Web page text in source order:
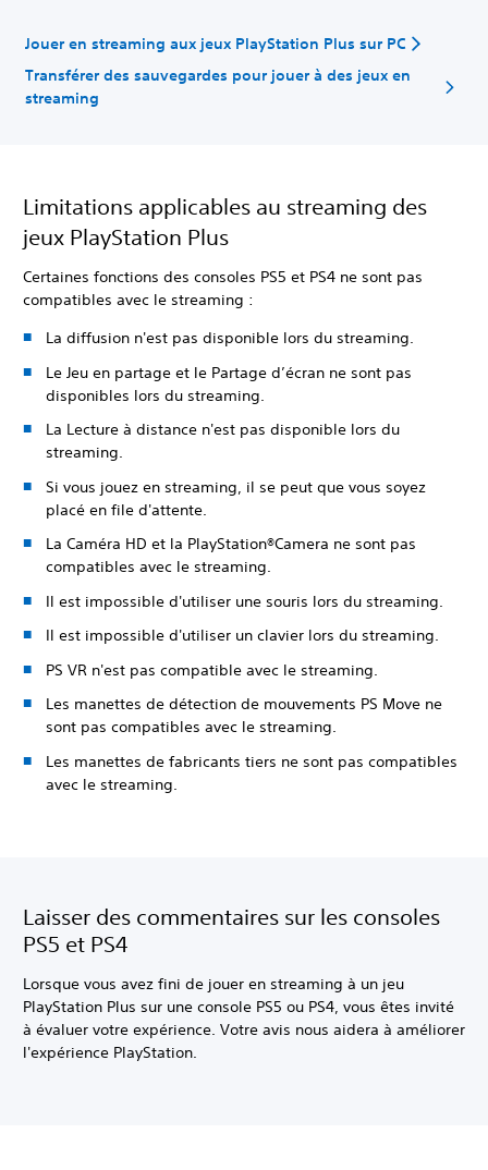
Jouer en streaming aux jeux PlayStation Plus sur PC
Transférer des sauvegardes pour jouer à des jeux en
streaming
Limitations applicables au streaming des
jeux PlayStation Plus
Certaines fonctions des consoles PS5 et PS4 ne sont pas
compatibles avec le streaming :
La diffusion n'est pas disponible lors du streaming.
Le Jeu en partage et le Partage d’écran ne sont pas
disponibles lors du streaming.
La Lecture à distance n'est pas disponible lors du
streaming.
Si vous jouez en streaming, il se peut que vous soyez
placé en file d'attente.
La Caméra HD et la PlayStation®Camera ne sont pas
compatibles avec le streaming.
Il est impossible d'utiliser une souris lors du streaming.
Il est impossible d'utiliser un clavier lors du streaming.
PS VR n'est pas compatible avec le streaming.
Les manettes de détection de mouvements PS Move ne
sont pas compatibles avec le streaming.
Les manettes de fabricants tiers ne sont pas compatibles
avec le streaming.
Laisser des commentaires sur les consoles
PS5 et PS4
Lorsque vous avez fini de jouer en streaming à un jeu
PlayStation Plus sur une console PS5 ou PS4, vous êtes invité
à évaluer votre expérience. Votre avis nous aidera à améliorer
l'expérience PlayStation.